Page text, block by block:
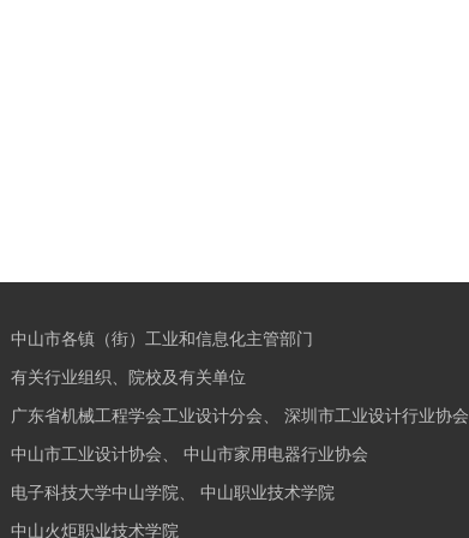
中山市各镇（街）工业和信息化主管部门
有关行业组织、院校及有关单位
广东省机械工程学会工业设计分会、 深圳市工业设计行业协会
中山市工业设计协会、 中山市家用电器行业协会
电子科技大学中山学院、 中山职业技术学院
中山火炬职业技术学院